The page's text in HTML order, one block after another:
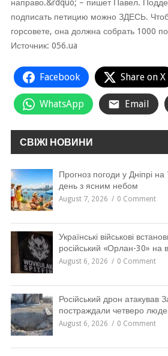
направо.&rdquo; – пишет Павел.
подписать петицию можно ЗДЕСЬ.
горсовете, она должна собрать 1000
Источник: 056.ua
Facebook Share on X
WhatsApp Email
СВІЖІ НОВИНИ
Прогноз погоди у Дніпрі
день з ясним небом
August 7, 2026 0 Comment
Українські військові
російський «Орлан-30» на
August 6, 2026 0 Comment
Російський дрон атакував
постраждали четверо
August 6, 2026 0 Comment